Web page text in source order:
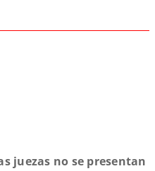
juezas no se presentan